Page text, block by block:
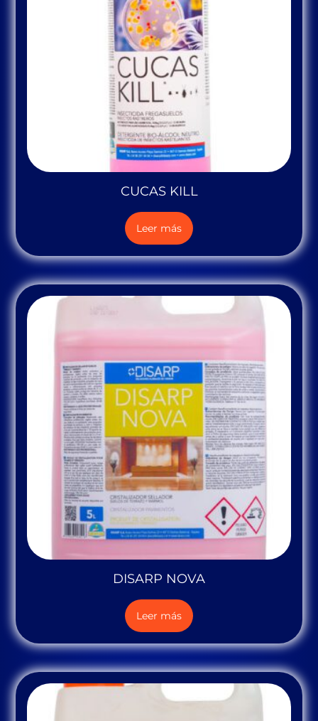
CUCAS KILL
Leer más
DISARP NOVA
Leer más